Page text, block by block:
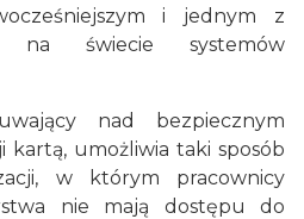
i jednym z
na świecie systemów
nad bezpiecznym
kartą, umożliwia taki sposób
w którym pracownicy
nie mają dostępu do